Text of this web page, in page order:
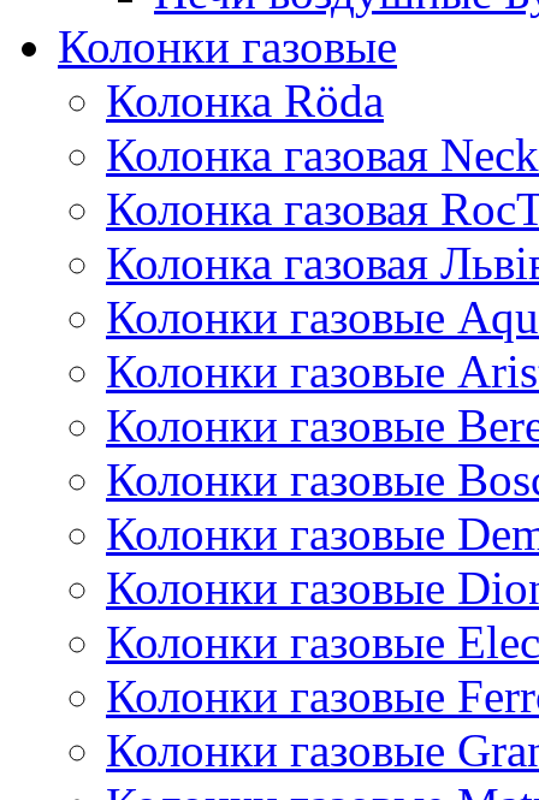
Колонки газовые
Колонка Rӧda
Колонка газовая
Колонка газовая
Колонка газовая
Колонки газовые
Колонки газовые
Колонки газовые
Колонки газовые
Колонки газовые
Колонки газовые
Колонки газовые
Колонки газовые
Колонки газовые